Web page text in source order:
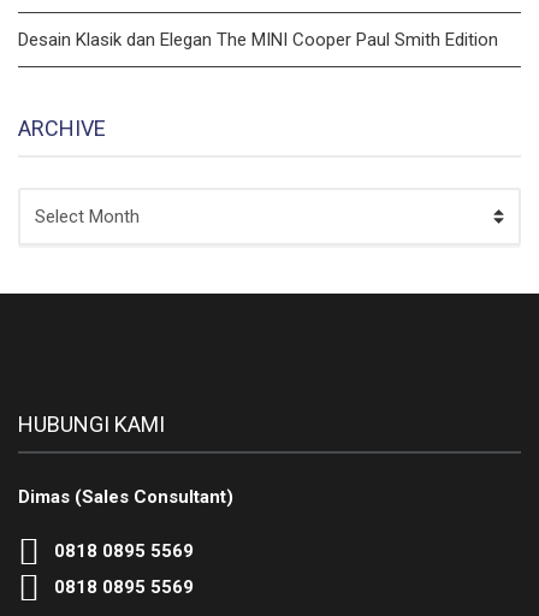
Desain Klasik dan Elegan The MINI Cooper Paul Smith Edition
ARCHIVE
HUBUNGI KAMI
Dimas (Sales Consultant)
0818 0895 5569
0818 0895 5569